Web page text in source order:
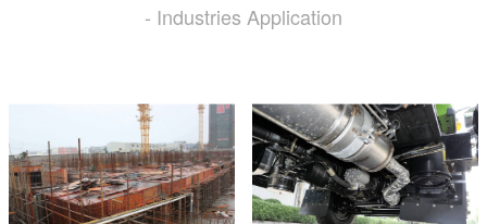
- Industries Application